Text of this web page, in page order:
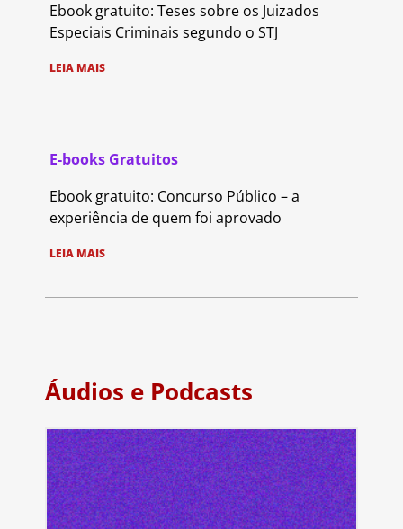
Ebook gratuito: Teses sobre os Juizados
Especiais Criminais segundo o STJ
LEIA MAIS
E-books Gratuitos
Ebook gratuito: Concurso Público – a
experiência de quem foi aprovado
LEIA MAIS
Áudios e Podcasts